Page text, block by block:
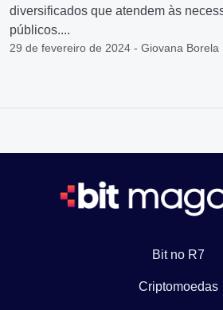
diversificados que atendem às
públicos....
29 de fevereiro de 2024 - Giovana Borela
Bit no R7
Criptomoedas